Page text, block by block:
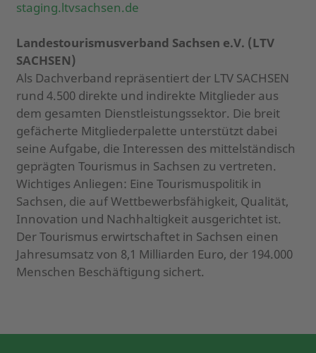
staging.ltvsachsen.de
Landestourismusverband Sachsen e.V. (LTV
SACHSEN)
Als Dachverband repräsentiert der LTV SACHSEN
rund 4.500 direkte und indirekte Mitglieder aus
dem gesamten Dienstleistungssektor. Die breit
gefächerte Mitgliederpalette unterstützt dabei
seine Aufgabe, die Interessen des mittelständisch
geprägten Tourismus in Sachsen zu vertreten.
Wichtiges Anliegen: Eine Tourismuspolitik in
Sachsen, die auf Wettbewerbsfähigkeit, Qualität,
Innovation und Nachhaltigkeit ausgerichtet ist.
Der Tourismus erwirtschaftet in Sachsen einen
Jahresumsatz von 8,1 Milliarden Euro, der 194.000
Menschen Beschäftigung sichert.